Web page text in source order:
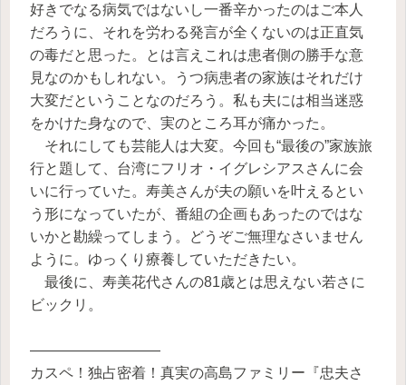
好きでなる病気ではないし一番辛かったのはご本人
だろうに、それを労わる発言が全くないのは正直気
の毒だと思った。とは言えこれは患者側の勝手な意
見なのかもしれない。うつ病患者の家族はそれだけ
大変だということなのだろう。私も夫には相当迷惑
をかけた身なので、実のところ耳が痛かった。
それにしても芸能人は大変。今回も“最後の”家族旅
行と題して、台湾にフリオ・イグレシアスさんに会
いに行っていた。寿美さんが夫の願いを叶えるとい
う形になっていたが、番組の企画もあったのではな
いかと勘繰ってしまう。どうぞご無理なさいません
ように。ゆっくり療養していただきたい。
最後に、寿美花代さんの81歳とは思えない若さに
ビックリ。
―――――――――
カスペ！独占密着！真実の高島ファミリー『忠夫さ